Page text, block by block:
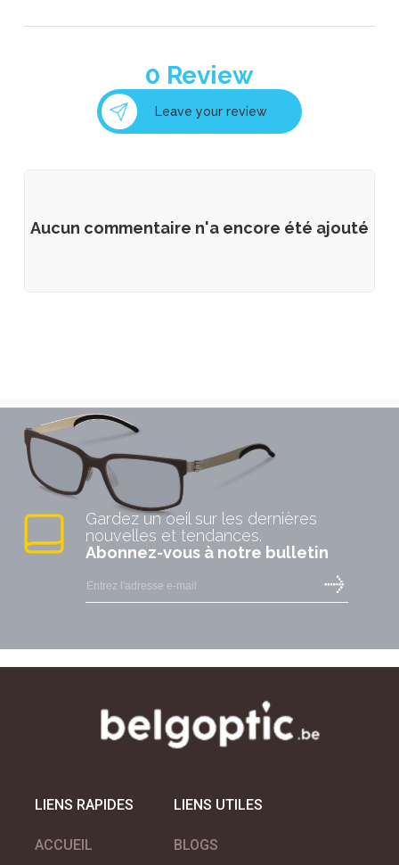
0 Review
Leave your review
Aucun commentaire n'a encore été ajouté
Gardez un oeil sur les dernières
nouvelles et tendances.
Abonnez-vous à notre bulletin
LIENS RAPIDES
ACCUEIL
LIENS UTILES
BLOGS